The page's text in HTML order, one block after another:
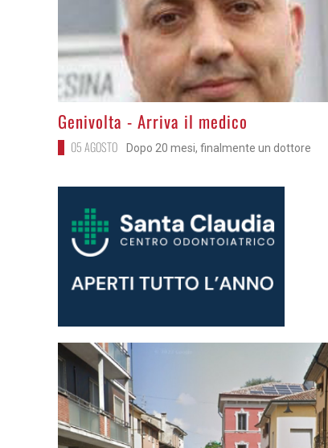
>
Genivolta - Arriva il medico
05 AGOSTO Dopo 20 mesi, finalmente un dottore